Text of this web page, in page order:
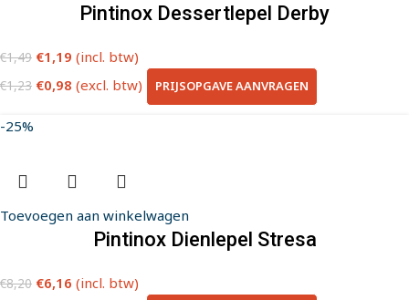
Pintinox Dessertlepel Derby
€1,49 €1,19 (incl. btw)
€1,23 €0,98 (excl. btw) PRIJSOPGAVE AANVRAGEN
-25%
Toevoegen aan winkelwagen
Pintinox Dienlepel Stresa
€8,20 €6,16 (incl. btw)